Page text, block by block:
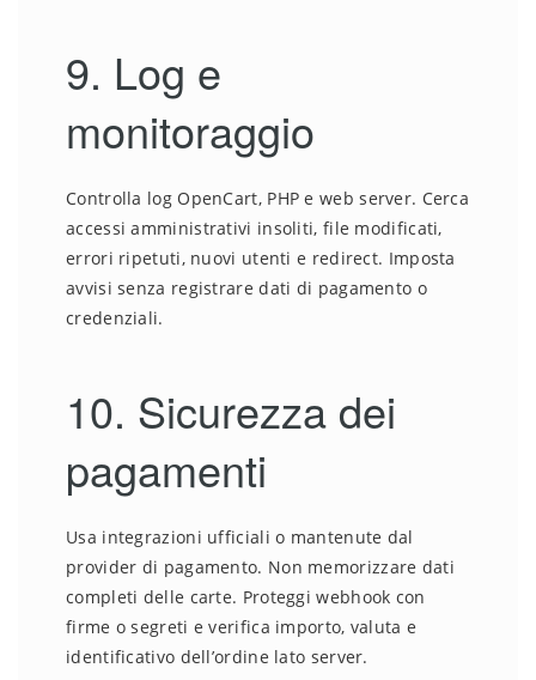
9. Log e
monitoraggio
Controlla log OpenCart, PHP e web server. Cerca
accessi amministrativi insoliti, file modificati,
errori ripetuti, nuovi utenti e redirect. Imposta
avvisi senza registrare dati di pagamento o
credenziali.
10. Sicurezza dei
pagamenti
Usa integrazioni ufficiali o mantenute dal
provider di pagamento. Non memorizzare dati
completi delle carte. Proteggi webhook con
firme o segreti e verifica importo, valuta e
identificativo dell’ordine lato server.